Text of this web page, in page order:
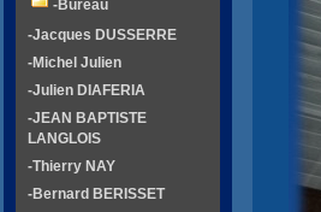
-Bureau
-Jacques DUSSERRE
-Michel Julien
-Julien DIAFERIA
-JEAN BAPTISTE
LANGLOIS
-Thierry NAY
-Bernard BERISSET